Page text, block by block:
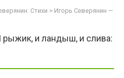
Стихи > Игорь Северянин —
и ландыш, и слива: